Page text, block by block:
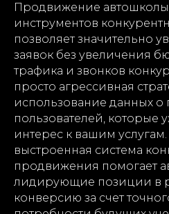
Продвижение
инструментов
позволяет значительно
заявок без увеличения
трафика и звонков
просто агрессивная
использование данных о
пользователей, которые
интерес к вашим
выстроенная система
продвижения помогает
лидирующие позиции в
конверсию за счет